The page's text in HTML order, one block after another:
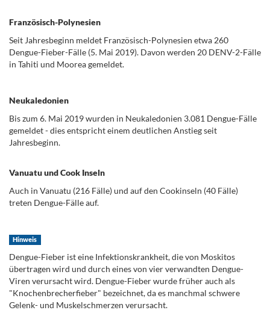
Französisch-Polynesien
Seit Jahresbeginn meldet Französisch-Polynesien etwa 260
Dengue-Fieber-Fälle (5. Mai 2019). Davon werden 20 DENV-2-Fälle
in Tahiti und Moorea gemeldet.
Neukaledonien
Bis zum 6. Mai 2019 wurden in Neukaledonien 3.081 Dengue-Fälle
gemeldet - dies entspricht einem deutlichen Anstieg seit
Jahresbeginn.
Vanuatu und Cook Inseln
Auch in Vanuatu (216 Fälle) und auf den Cookinseln (40 Fälle)
treten Dengue-Fälle auf.
Hinweis
Dengue-Fieber ist eine Infektionskrankheit, die von Moskitos
übertragen wird und durch eines von vier verwandten Dengue-
Viren verursacht wird. Dengue-Fieber wurde früher auch als
"Knochenbrecherfieber" bezeichnet, da es manchmal schwere
Gelenk- und Muskelschmerzen verursacht.